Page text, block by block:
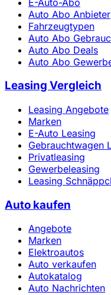
Auto Abo Anbieter
Fahrzeugtypen
Auto Abo
Auto Abo Deals
Auto Abo
Leasing Vergleich
Leasing Angebote
Marken
E-Auto Leasing
Gebrauchtwagen
Privatleasing
Gewerbeleasing
Leasing
Auto kaufen
Angebote
Marken
Elektroautos
Auto verkaufen
Autokatalog
Auto Nachrichten